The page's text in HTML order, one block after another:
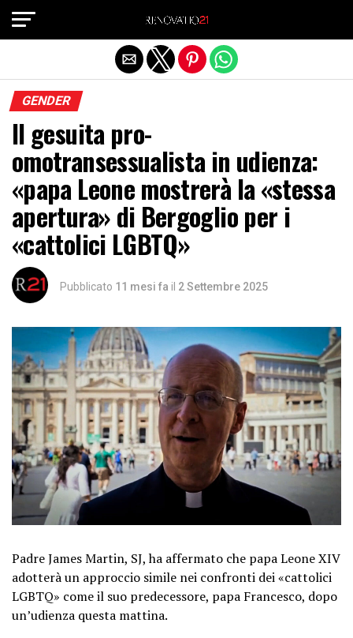
GENDER
Il gesuita pro-
omotransessualista in udienza:
«papa Leone mostrerà la «stessa
apertura» di Bergoglio per i
«cattolici LGBTQ»
Pubblicato 11 mesi fa il 2 Settembre 2025
Padre James Martin, SJ, ha affermato che papa Leone XIV
adotterà un approccio simile nei confronti dei «cattolici
LGBTQ» come il suo predecessore, papa Francesco, dopo
un’udienza questa mattina.
Exit mobile version